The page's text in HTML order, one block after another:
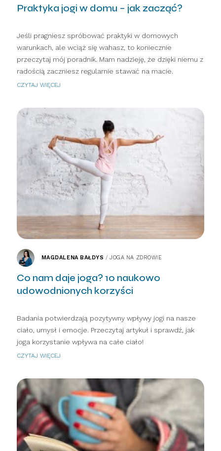
Praktyka jogi w domu – jak zacząć?
Jeśli pragniesz spróbować praktyki w domowych
warunkach, ale wciąż się wahasz, to koniecznie
przeczytaj mój poradnik. Mam nadzieję, że dzięki niemu z
radością zaczniesz regularnie stawać na macie.
CZYTAJ WIĘCEJ
MAGDALENA BAŁDYS /JOGA NA ZDROWIE
Co nam daje joga? 10 naukowo
udowodnionych korzyści
Badania potwierdzają pozytywny wpływy jogi na nasze
ciało, umysł i emocje. Przeczytaj artykuł i sprawdź, jak
joga korzystanie wpływa na całe ciało!
CZYTAJ WIĘCEJ